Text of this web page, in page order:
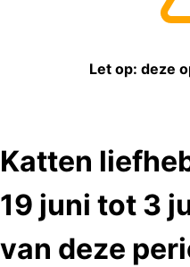
Let op: deze
Katten
19 juni tot 3
van deze